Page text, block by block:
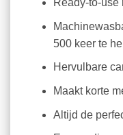
Ready-to-use
500 keer te
Hervulbare
Maakt korte
Altijd de